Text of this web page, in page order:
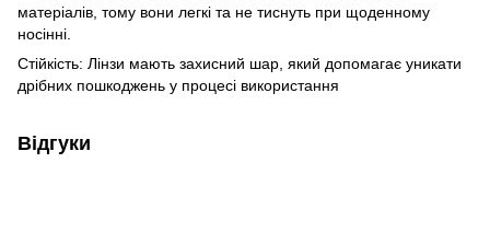
матеріалів, тому вони легкі та не тиснуть при щоденному
носінні.
Стійкість: Лінзи мають захисний шар, який допомагає уникати
дрібних пошкоджень у процесі використання
Відгуки